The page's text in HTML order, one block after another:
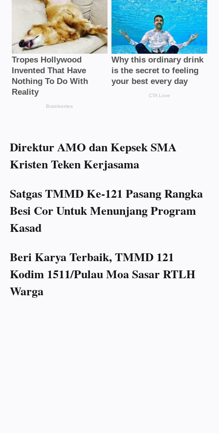
Direktur AMO dan Kepsek SMA
Kristen Teken Kerjasama
Satgas TMMD Ke-121 Pasang Rangka
Besi Cor Untuk Menunjang Program
Kasad
Beri Karya Terbaik, TMMD 121
Kodim 1511/Pulau Moa Sasar RTLH
Warga